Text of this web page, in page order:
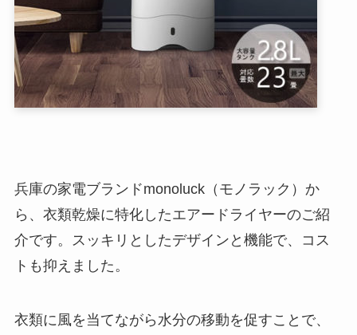
兵庫の家電ブランドmonoluck（モノラック）か
ら、衣類乾燥に特化したエアードライヤーのご紹
介です。スッキリとしたデザインと機能で、コス
トも抑えました。
衣類に風を当てながら水分の移動を促すことで、